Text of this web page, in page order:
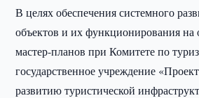
В целях обеспечения системного
объектов и их функционирования на
мастер-планов при Комитете по
государственное учреждение
развитию туристической